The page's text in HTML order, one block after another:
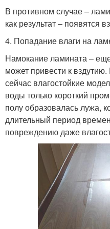
В противном случае –
как результат – появятся
4. Попадание влаги на
Намокание ламината –
может привести к
сейчас влагостойкие
воды только короткий
полу образовалась лужа,
длительный период
повреждению даже